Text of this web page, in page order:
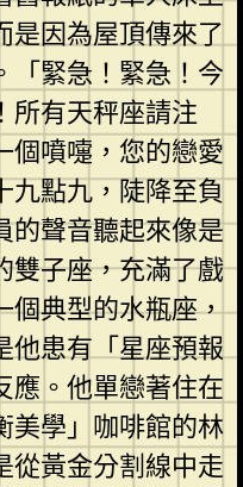
是因為屋頂傳來了
「緊急！緊急！今
所有天秤座請注
個噴嚏，您的戀愛
九點九，陡降至負
的聲音聽起來像是
雙子座，充滿了戲
個典型的水瓶座，
他患有「星座預報
應。他單戀著住在
美學」咖啡館的林
從黃金分割線中走